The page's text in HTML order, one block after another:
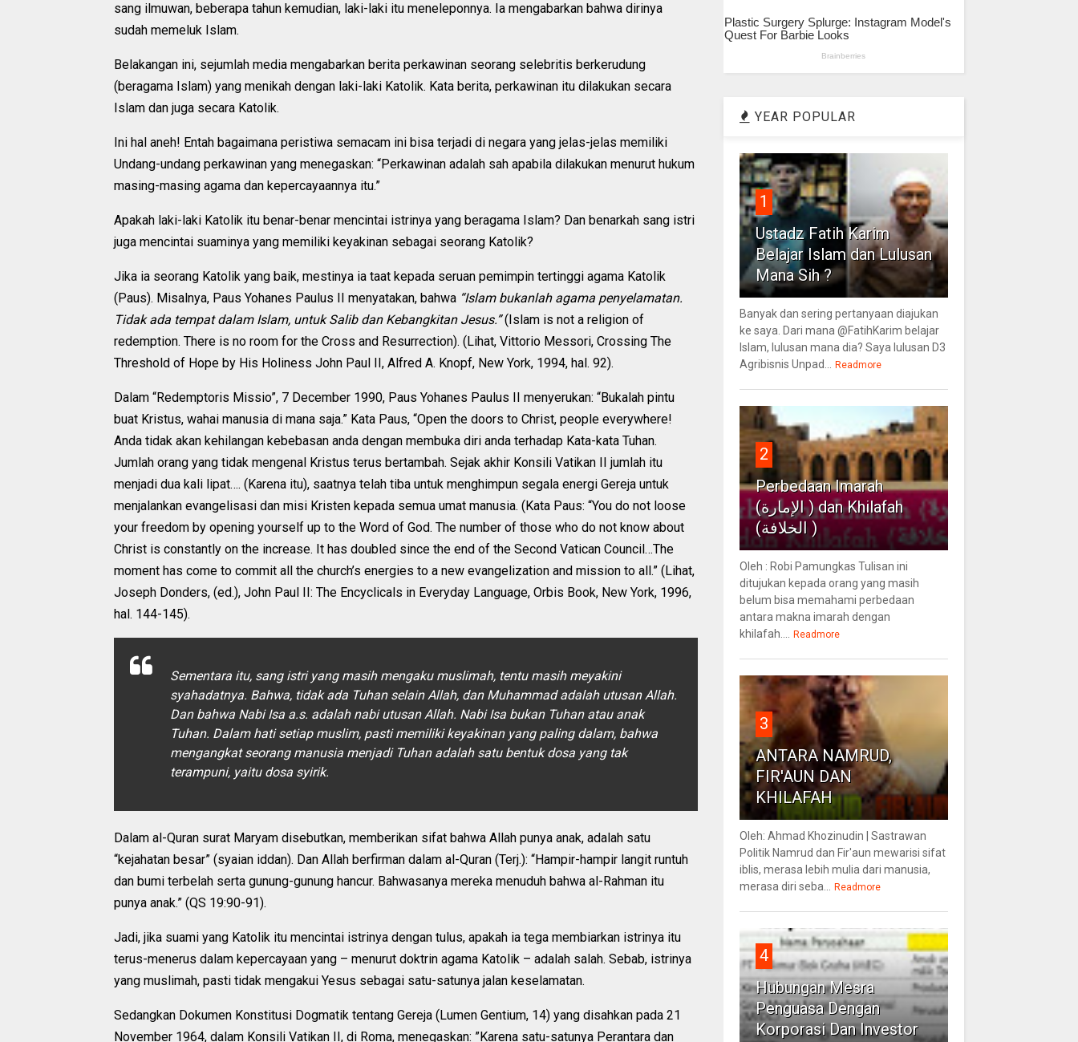
sang ilmuwan, beberapa tahun kemudian, laki-laki itu meneleponnya. Ia mengabarkan bahwa dirinya
sudah memeluk Islam.
Belakangan ini, sejumlah media mengabarkan berita perkawinan seorang selebritis berkerudung
(beragama Islam) yang menikah dengan laki-laki Katolik. Kata berita, perkawinan itu dilakukan secara
Islam dan juga secara Katolik.
Ini hal aneh! Entah bagaimana peristiwa semacam ini bisa terjadi di negara yang jelas-jelas memiliki
Undang-undang perkawinan yang menegaskan: “Perkawinan adalah sah apabila dilakukan menurut hukum
masing-masing agama dan kepercayaannya itu.”
Apakah laki-laki Katolik itu benar-benar mencintai istrinya yang beragama Islam? Dan benarkah sang istri
juga mencintai suaminya yang memiliki keyakinan sebagai seorang Katolik?
Jika ia seorang Katolik yang baik, mestinya ia taat kepada seruan pemimpin tertinggi agama Katolik
(Paus). Misalnya, Paus Yohanes Paulus II menyatakan, bahwa “Islam bukanlah agama penyelamatan.
Tidak ada tempat dalam Islam, untuk Salib dan Kebangkitan Jesus.”(Islam is not a religion of
redemption. There is no room for the Cross and Resurrection). (Lihat, Vittorio Messori, Crossing The
Threshold of Hope by His Holiness John Paul II, Alfred A. Knopf, New York, 1994, hal. 92).
Dalam “Redemptoris Missio”, 7 December 1990, Paus Yohanes Paulus II menyerukan: “Bukalah pintu
buat Kristus, wahai manusia di mana saja.” Kata Paus, “Open the doors to Christ, people everywhere!
Anda tidak akan kehilangan kebebasan anda dengan membuka diri anda terhadap Kata-kata Tuhan.
Jumlah orang yang tidak mengenal Kristus terus bertambah. Sejak akhir Konsili Vatikan II jumlah itu
menjadi dua kali lipat…. (Karena itu), saatnya telah tiba untuk menghimpun segala energi Gereja untuk
menjalankan evangelisasi dan misi Kristen kepada semua umat manusia. (Kata Paus: “You do not loose
your freedom by opening yourself up to the Word of God. The number of those who do not know about
Christ is constantly on the increase. It has doubled since the end of the Second Vatican Council…The
moment has come to commit all the church’s energies to a new evangelization and mission to all.” (Lihat,
Joseph Donders, (ed.), John Paul II: The Encyclicals in Everyday Language, Orbis Book, New York, 1996,
hal. 144-145).
Sementara itu, sang istri yang masih mengaku muslimah, tentu masih meyakini
syahadatnya. Bahwa, tidak ada Tuhan selain Allah, dan Muhammad adalah utusan Allah.
Dan bahwa Nabi Isa a.s. adalah nabi utusan Allah. Nabi Isa bukan Tuhan atau anak
Tuhan. Dalam hati setiap muslim, pasti memiliki keyakinan yang paling dalam, bahwa
mengangkat seorang manusia menjadi Tuhan adalah satu bentuk dosa yang tak
terampuni, yaitu dosa syirik.
Dalam al-Quran surat Maryam disebutkan, memberikan sifat bahwa Allah punya anak, adalah satu
“kejahatan besar” (syaian iddan). Dan Allah berfirman dalam al-Quran (Terj.): “Hampir-hampir langit runtuh
dan bumi terbelah serta gunung-gunung hancur. Bahwasanya mereka menuduh bahwa al-Rahman itu
punya anak.” (QS 19:90-91).
Jadi, jika suami yang Katolik itu mencintai istrinya dengan tulus, apakah ia tega membiarkan istrinya itu
terus-menerus dalam kepercayaan yang – menurut doktrin agama Katolik – adalah salah. Sebab, istrinya
yang muslimah, pasti tidak mengakui Yesus sebagai satu-satunya jalan keselamatan.
Sedangkan Dokumen Konstitusi Dogmatik tentang Gereja (Lumen Gentium, 14) yang disahkan pada 21
November 1964, dalam Konsili Vatikan II, di Roma, menegaskan: ”Karena satu-satunya Perantara dan
YEAR POPULAR
1
Ustadz Fatih Karim
Belajar Islam dan Lulusan
Mana Sih ?
Banyak dan sering pertanyaan diajukan
ke saya. Dari mana @FatihKarim belajar
Islam, lulusan mana dia? Saya lulusan D3
Agribisnis Unpad...
Readmore
2
Perbedaan Imarah
(الإمارة ) dan Khilafah
(الخلافة )
Oleh : Robi Pamungkas Tulisan ini
ditujukan kepada orang yang masih
belum bisa memahami perbedaan
antara makna imarah dengan
khilafah....
Readmore
3
ANTARA NAMRUD,
FIR'AUN DAN
KHILAFAH
Oleh: Ahmad Khozinudin | Sastrawan
Politik Namrud dan Fir'aun mewarisi sifat
iblis, merasa lebih mulia dari manusia,
merasa diri seba...
Readmore
4
Hubungan Mesra
Penguasa Dengan
Korporasi Dan Investor